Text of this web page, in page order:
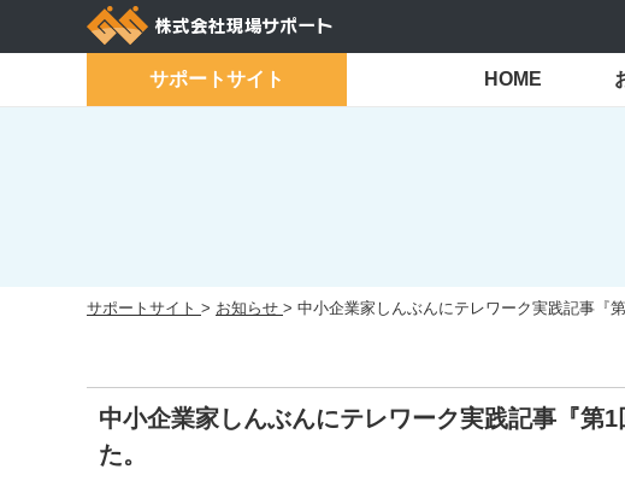
サポートサイト HOME
サポートサイト > お知らせ > 中小企業家しんぶんにテレワーク実践記事『
中小企業家しんぶんにテレワーク実践記事『
た。